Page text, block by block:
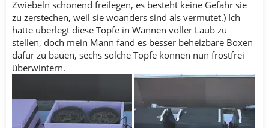
Zwiebeln schonend freilegen, es besteht keine Gefahr sie
zu zerstechen, weil sie woanders sind als vermutet.) Ich
hatte überlegt diese Töpfe in Wannen voller Laub zu
stellen, doch mein Mann fand es besser beheizbare Boxen
dafür zu bauen, sechs solche Töpfe können nun frostfrei
überwintern.